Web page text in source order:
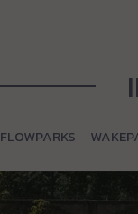
FLOWPARKS